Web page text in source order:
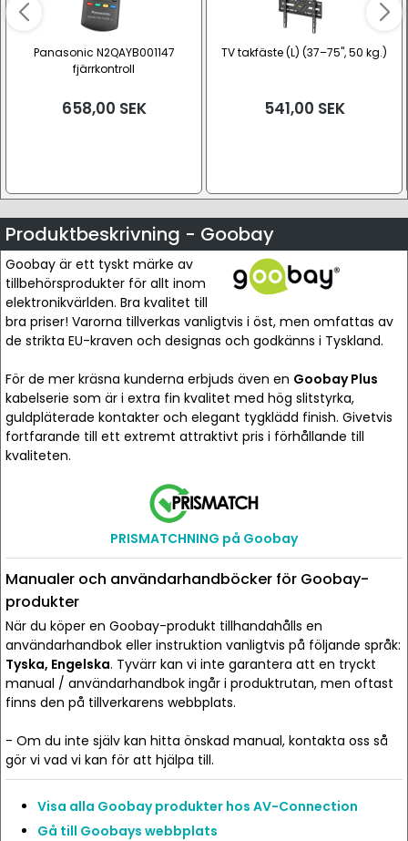
Panasonic N2QAYB001147
fjärrkontroll
658,00 SEK
TV takfäste (L) (37–75", 50 kg.)
541,00 SEK
Produktbeskrivning - Goobay
Goobay är ett tyskt märke av
tillbehörsprodukter för allt inom
elektronikvärlden. Bra kvalitet till
bra priser! Varorna tillverkas vanligtvis i öst, men omfattas av
de strikta EU-kraven och designas och godkänns i Tyskland.
För de mer kräsna kunderna erbjuds även en Goobay Plus
kabelserie som är i extra fin kvalitet med hög slitstyrka,
guldpläterade kontakter och elegant tygklädd finish. Givetvis
fortfarande till ett extremt attraktivt pris i förhållande till
kvaliteten.
PRISMATCHNING på Goobay
Manualer och användarhandböcker för Goobay-
produkter
När du köper en Goobay-produkt tillhandahålls en
användarhandbok eller instruktion vanligtvis på följande språk:
Tyska, Engelska. Tyvärr kan vi inte garantera att en tryckt
manual / användarhandbok ingår i produktrutan, men oftast
finns den på tillverkarens webbplats.
- Om du inte själv kan hitta önskad manual, kontakta oss så
gör vi vad vi kan för att hjälpa till.
Visa alla Goobay produkter hos AV-Connection
Gå till Goobays webbplats